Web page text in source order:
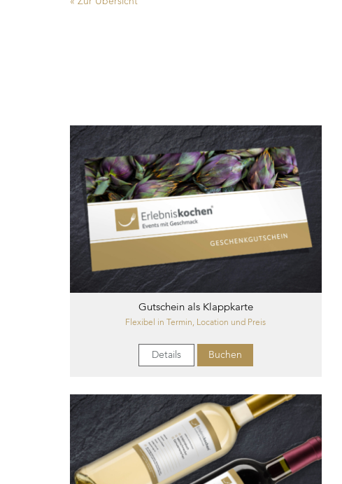
Gutschein als Klappkarte
Flexibel in Termin, Location und Preis
Details Buchen